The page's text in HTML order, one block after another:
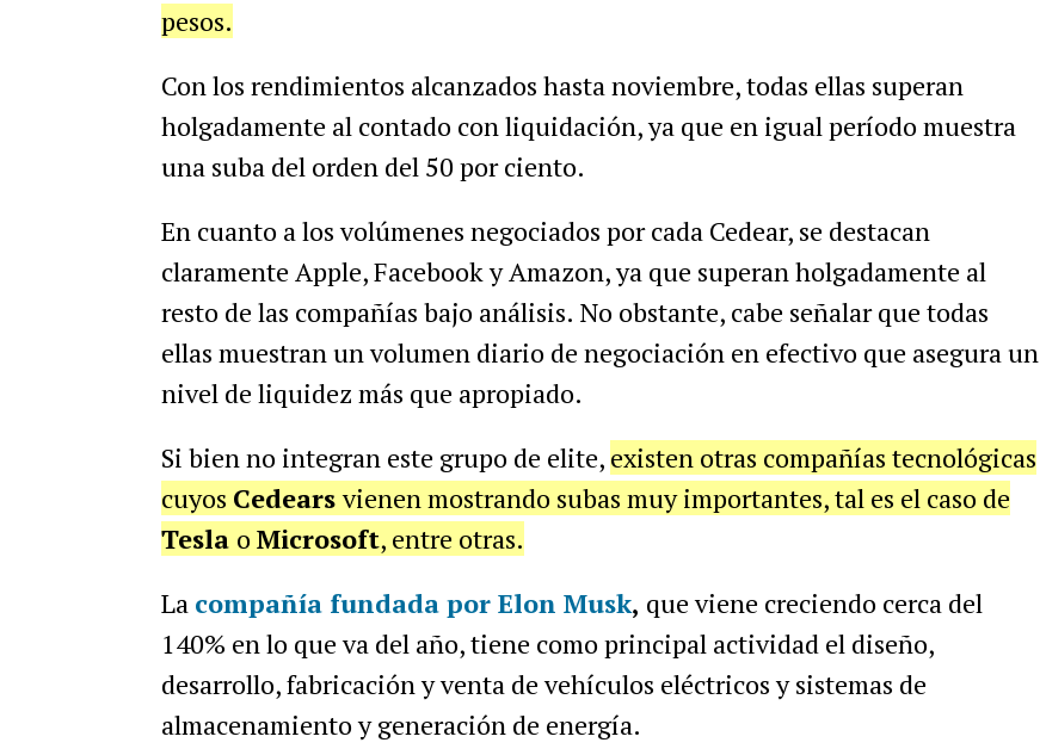
pesos.
Con los rendimientos alcanzados hasta noviembre, todas ellas superan
holgadamente al contado con liquidación, ya que en igual período muestra
una suba del orden del 50 por ciento.
En cuanto a los volúmenes negociados por cada Cedear, se destacan
claramente Apple, Facebook y Amazon, ya que superan holgadamente al
resto de las compañías bajo análisis. No obstante, cabe señalar que todas
ellas muestran un volumen diario de negociación en efectivo que asegura un
nivel de liquidez más que apropiado.
Si bien no integran este grupo de elite, existen otras compañías tecnológicas
cuyos Cedearsvienen mostrando subas muy importantes, tal es el caso de
Tesla o Microsoft, entre otras.
La compañía fundada por Elon Musk, que viene creciendo cerca del
140% en lo que va del año, tiene como principal actividad el diseño,
desarrollo, fabricación y venta de vehículos eléctricos y sistemas de
almacenamiento y generación de energía.